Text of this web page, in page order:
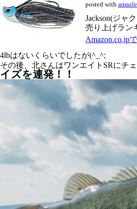
posted with
Jackson(ジャ
売り上げラン
Amazon.co.jp
4lbはないくらいでしたが(^_^;
その後、北さんはワンエイトSRにチ
イズを連発！！